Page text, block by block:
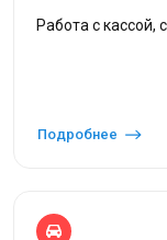
Работа с кассой,
Подробнее